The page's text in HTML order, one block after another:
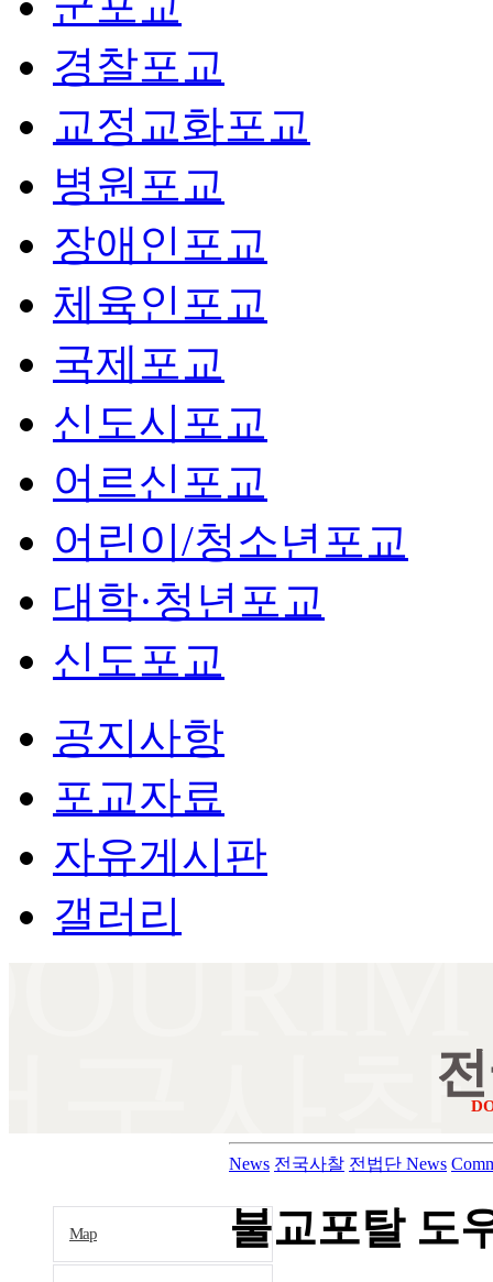
경찰포교
교정교화포교
병원포교
장애인포교
체육인포교
국제포교
신도시포교
어르신포교
어린이/청소년포교
대학·청년포교
신도포교
공지사항
포교자료
자유게시판
갤러리
국사찰
Map
News 전국사찰 전법단 News
불교포탈 도